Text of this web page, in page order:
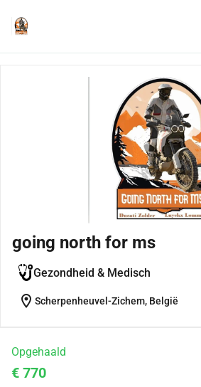
going north for ms
Gezondheid & Medisch
location_on Scherpenheuvel-Zichem, België
Opgehaald
€ 770